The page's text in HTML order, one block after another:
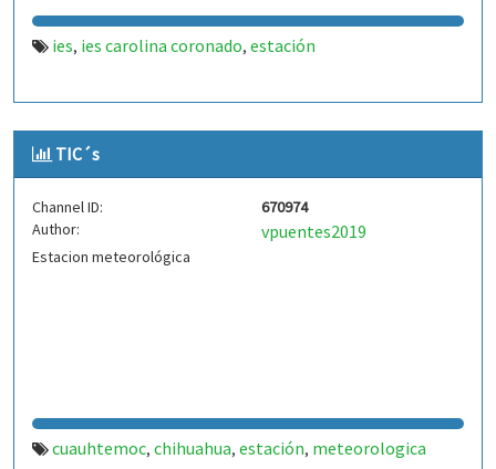
ies, ies carolina coronado, estación
TIC´s
Channel ID:
670974
Author:
vpuentes2019
Estacion meteorológica
cuauhtemoc, chihuahua, estación, meteorologica